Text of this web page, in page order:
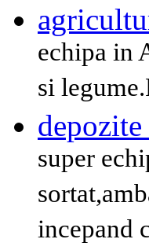
echipa in
si
super
incepand